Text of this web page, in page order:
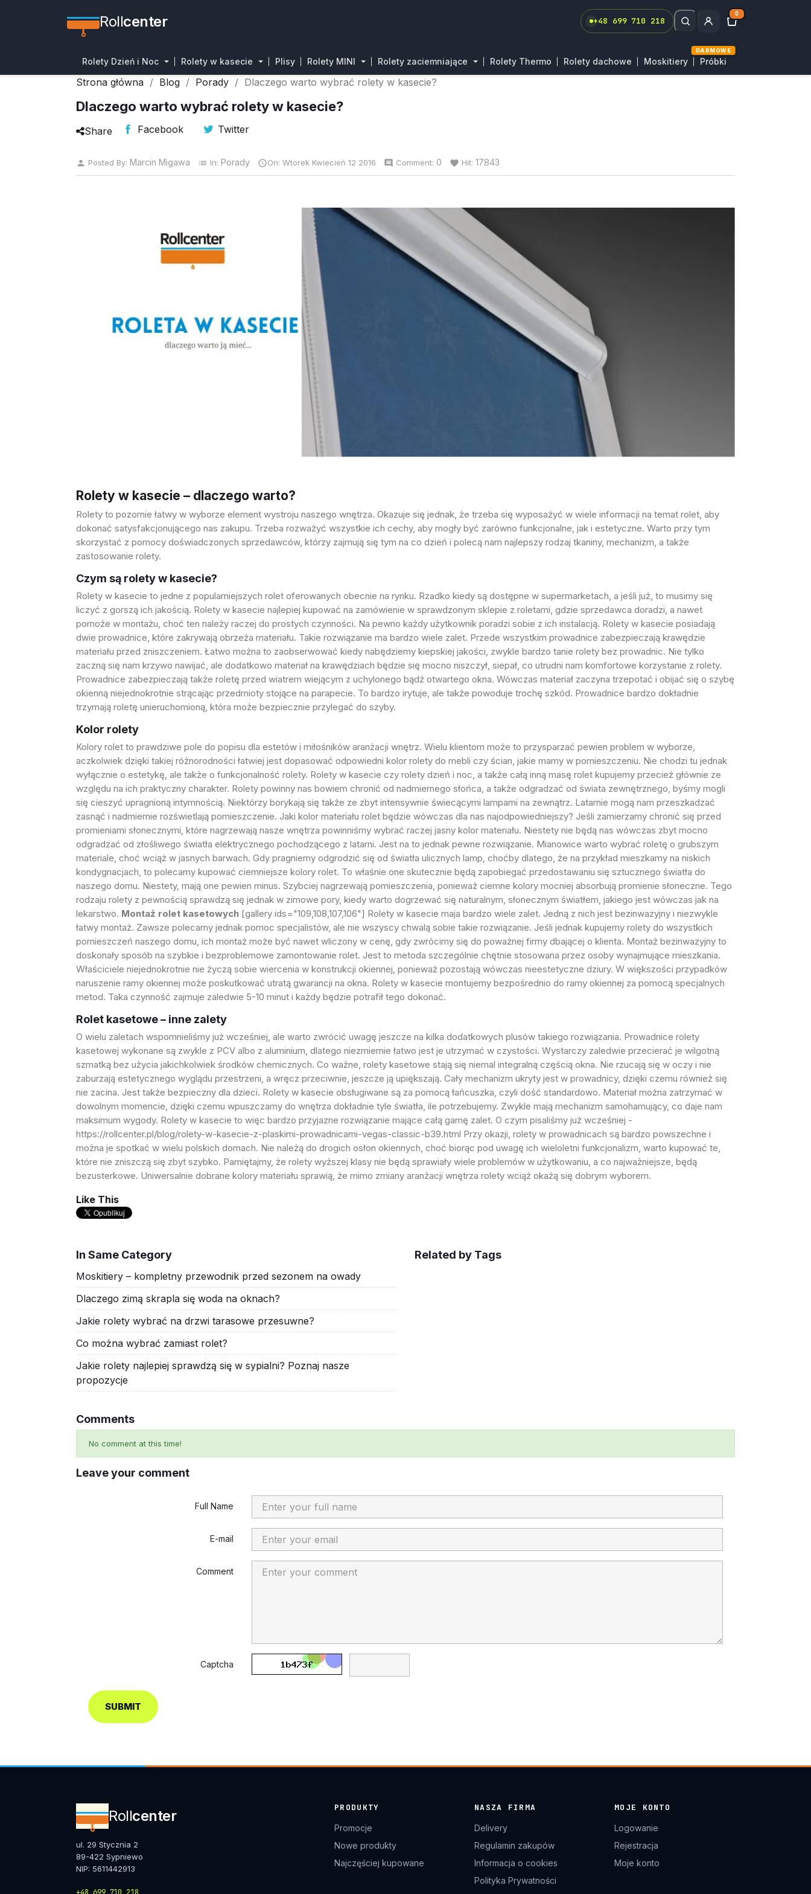
Rollcenter +48 699 710 218
0
Rolety Dzień i Noc Rolety w kasecie Plisy Rolety MINI Rolety zaciemniające Rolety Thermo Rolety dachowe Moskitiery Próbki
DARMOWE
Strona główna Blog Porady Dlaczego warto wybrać rolety w kasecie?
Dlaczego warto wybrać rolety w kasecie?
Share Facebook Twitter
person Posted By: Marcin Migawa list In: Porady On: Wtorek Kwiecień 12 2016 comment Comment: 0 favorite Hit: 17843
Rolety w kasecie – dlaczego warto?
Rolety to pozornie łatwy w wyborze element wystroju naszego wnętrza. Okazuje się jednak, że trzeba się wyposażyć w wiele informacji na temat rolet, aby
dokonać satysfakcjonującego nas zakupu. Trzeba rozważyć wszystkie ich cechy, aby mogły być zarówno funkcjonalne, jak i estetyczne. Warto przy tym
skorzystać z pomocy doświadczonych sprzedawców, którzy zajmują się tym na co dzień i polecą nam najlepszy rodzaj tkaniny, mechanizm, a także
zastosowanie rolety.
Czym są rolety w kasecie?
Rolety w kasecie to jedne z popularniejszych rolet oferowanych obecnie na rynku. Rzadko kiedy są dostępne w supermarketach, a jeśli już, to musimy się
liczyć z gorszą ich jakością. Rolety w kasecie najlepiej kupować na zamówienie w sprawdzonym sklepie z roletami, gdzie sprzedawca doradzi, a nawet
pomoże w montażu, choć ten należy raczej do prostych czynności. Na pewno każdy użytkownik poradzi sobie z ich instalacją. Rolety w kasecie posiadają
dwie prowadnice, które zakrywają obrzeża materiału. Takie rozwiązanie ma bardzo wiele zalet. Przede wszystkim prowadnice zabezpieczają krawędzie
materiału przed zniszczeniem. Łatwo można to zaobserwować kiedy nabędziemy kiepskiej jakości, zwykle bardzo tanie rolety bez prowadnic. Nie tylko
zaczną się nam krzywo nawijać, ale dodatkowo materiał na krawędziach będzie się mocno niszczył, siepał, co utrudni nam komfortowe korzystanie z rolety.
Prowadnice zabezpieczają także roletę przed wiatrem wiejącym z uchylonego bądź otwartego okna. Wówczas materiał zaczyna trzepotać i obijać się o szybę
okienną niejednokrotnie strącając przedmioty stojące na parapecie. To bardzo irytuje, ale także powoduje trochę szkód. Prowadnice bardzo dokładnie
trzymają roletę unieruchomioną, która może bezpiecznie przylegać do szyby.
Kolor rolety
Kolory rolet to prawdziwe pole do popisu dla estetów i miłośników aranżacji wnętrz. Wielu klientom może to przysparzać pewien problem w wyborze,
aczkolwiek dzięki takiej różnorodności łatwiej jest dopasować odpowiedni kolor rolety do mebli czy ścian, jakie mamy w pomieszczeniu. Nie chodzi tu jednak
wyłącznie o estetykę, ale także o funkcjonalność rolety. Rolety w kasecie czy rolety dzień i noc, a także całą inną masę rolet kupujemy przecież głównie ze
względu na ich praktyczny charakter. Rolety powinny nas bowiem chronić od nadmiernego słońca, a także odgradzać od świata zewnętrznego, byśmy mogli
się cieszyć upragnioną intymnością. Niektórzy borykają się także ze zbyt intensywnie świecącymi lampami na zewnątrz. Latarnie mogą nam przeszkadzać
zasnąć i nadmiernie rozświetlają pomieszczenie. Jaki kolor materiału rolet będzie wówczas dla nas najodpowiedniejszy? Jeśli zamierzamy chronić się przed
promieniami słonecznymi, które nagrzewają nasze wnętrza powinniśmy wybrać raczej jasny kolor materiału. Niestety nie będą nas wówczas zbyt mocno
odgradzać od złośliwego światła elektrycznego pochodzącego z latarni. Jest na to jednak pewne rozwiązanie. Mianowice warto wybrać roletę o grubszym
materiale, choć wciąż w jasnych barwach. Gdy pragniemy odgrodzić się od światła ulicznych lamp, choćby dlatego, że na przykład mieszkamy na niskich
kondygnacjach, to polecamy kupować ciemniejsze kolory rolet. To właśnie one skutecznie będą zapobiegać przedostawaniu się sztucznego światła do
naszego domu. Niestety, mają one pewien minus. Szybciej nagrzewają pomieszczenia, ponieważ ciemne kolory mocniej absorbują promienie słoneczne. Tego
rodzaju rolety z pewnością sprawdzą się jednak w zimowe pory, kiedy warto dogrzewać się naturalnym, słonecznym światłem, jakiego jest wówczas jak na
lekarstwo. Montaż rolet kasetowych [gallery ids="109,108,107,106"] Rolety w kasecie maja bardzo wiele zalet. Jedną z nich jest bezinwazyjny i niezwykle
łatwy montaż. Zawsze polecamy jednak pomoc specjalistów, ale nie wszyscy chwalą sobie takie rozwiązanie. Jeśli jednak kupujemy rolety do wszystkich
pomieszczeń naszego domu, ich montaż może być nawet wliczony w cenę, gdy zwrócimy się do poważnej firmy dbającej o klienta. Montaż bezinwazyjny to
doskonały sposób na szybkie i bezproblemowe zamontowanie rolet. Jest to metoda szczególnie chętnie stosowana przez osoby wynajmujące mieszkania.
Właściciele niejednokrotnie nie życzą sobie wiercenia w konstrukcji okiennej, ponieważ pozostają wówczas nieestetyczne dziury. W większości przypadków
naruszenie ramy okiennej może poskutkować utratą gwarancji na okna. Rolety w kasecie montujemy bezpośrednio do ramy okiennej za pomocą specjalnych
metod. Taka czynność zajmuje zaledwie 5-10 minut i każdy będzie potrafił tego dokonać.
Rolet kasetowe – inne zalety
O wielu zaletach wspomnieliśmy już wcześniej, ale warto zwrócić uwagę jeszcze na kilka dodatkowych plusów takiego rozwiązania. Prowadnice rolety
kasetowej wykonane są zwykle z PCV albo z aluminium, dlatego niezmiernie łatwo jest je utrzymać w czystości. Wystarczy zaledwie przecierać je wilgotną
szmatką bez użycia jakichkolwiek środków chemicznych. Co ważne, rolety kasetowe stają się niemal integralną częścią okna. Nie rzucają się w oczy i nie
zaburzają estetycznego wyglądu przestrzeni, a wręcz przeciwnie, jeszcze ją upiększają. Cały mechanizm ukryty jest w prowadnicy, dzięki czemu również się
nie zacina. Jest także bezpieczny dla dzieci. Rolety w kasecie obsługiwane są za pomocą łańcuszka, czyli dość standardowo. Materiał można zatrzymać w
dowolnym momencie, dzięki czemu wpuszczamy do wnętrza dokładnie tyle światła, ile potrzebujemy. Zwykle mają mechanizm samohamujący, co daje nam
maksimum wygody. Rolety w kasecie to więc bardzo przyjazne rozwiązanie mające całą gamę zalet. O czym pisaliśmy już wcześniej -
https://rollcenter.pl/blog/rolety-w-kasecie-z-plaskimi-prowadnicami-vegas-classic-b39.html Przy okazji, rolety w prowadnicach są bardzo powszechne i
można je spotkać w wielu polskich domach. Nie należą do drogich osłon okiennych, choć biorąc pod uwagę ich wieloletni funkcjonalizm, warto kupować te,
które nie zniszczą się zbyt szybko. Pamiętajmy, że rolety wyższej klasy nie będą sprawiały wiele problemów w użytkowaniu, a co najważniejsze, będą
bezusterkowe. Uniwersalnie dobrane kolory materiału sprawią, że mimo zmiany aranżacji wnętrza rolety wciąż okażą się dobrym wyborem.
Like This
In Same Category
Moskitiery – kompletny przewodnik przed sezonem na owady
Dlaczego zimą skrapla się woda na oknach?
Jakie rolety wybrać na drzwi tarasowe przesuwne?
Co można wybrać zamiast rolet?
Jakie rolety najlepiej sprawdzą się w sypialni? Poznaj nasze
propozycje
Related by Tags
Comments
No comment at this time!
Leave your comment
Full Name
E-mail
Comment
Captcha
SUBMIT
Rollcenter
ul. 29 Stycznia 2
89-422 Sypniewo
NIP: 5611442913
+48 699 710 218
PRODUKTY
Promocje
Nowe produkty
Najczęściej kupowane
NASZA FIRMA
Delivery
Regulamin zakupów
Informacja o cookies
Polityka Prywatności
MOJE KONTO
Logowanie
Rejestracja
Moje konto